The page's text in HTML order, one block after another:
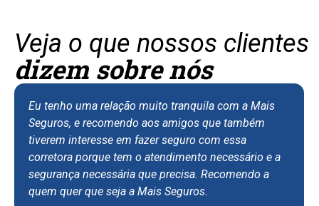
Veja o que nossos clientes
dizem sobre nós
Eu tenho uma relação muito tranquila com a Mais
Seguros, e recomendo aos amigos que também
tiverem interesse em fazer seguro com essa
corretora porque tem o atendimento necessário e a
segurança necessária que precisa. Recomendo a
quem quer que seja a Mais Seguros.